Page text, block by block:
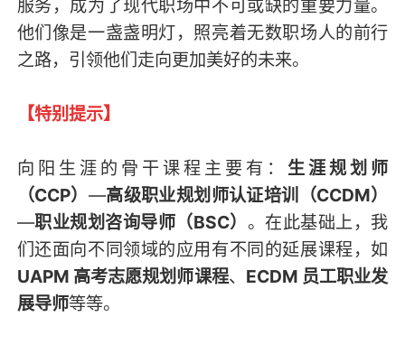
服务，成为了现代职场中不可或缺的重要力量。
他们像是一盏盏明灯，照亮着无数职场人的前行
之路，引领他们走向更加美好的未来。
【特别提示】
向阳生涯的骨干课程主要有： 生涯规划师
（CCP） —高级职业规划师认证培训（CCDM）
—职业规划咨询导师（BSC） 。在此基础上，我
们还面向不同领域的应用有不同的延展课程，如
UAPM 高考志愿规划师课程、 ECDM 员工职业发
展导师等等。